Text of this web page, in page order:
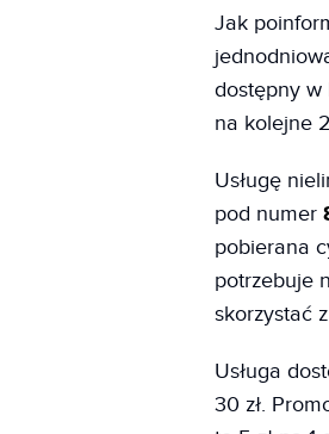
Jak
dostępny w
na kolejne
Usługę
pod numer
pobierana
potrzebuje
skorzystać
Usługa
30 zł.